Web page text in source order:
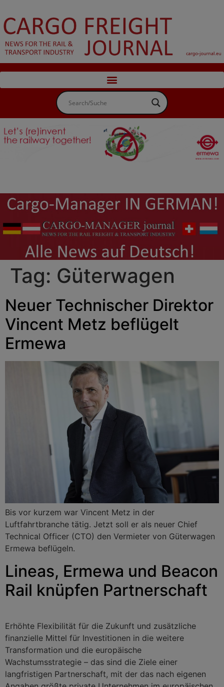
Tag: Güterwagen
Neuer Technischer Direktor
Vincent Metz beflügelt
Ermewa
Bis vor kurzem war Vincent Metz in der
Luftfahrtbranche tätig. Jetzt soll er als neuer Chief
Technical Officer (CTO) den Vermieter von Güterwagen
Ermewa beflügeln.
Lineas, Ermewa und Beacon
Rail knüpfen Partnerschaft
Erhöhte Flexibilität für die Zukunft und zusätzliche
finanzielle Mittel für Investitionen in die weitere
Transformation und die europäische
Wachstumsstrategie – das sind die Ziele einer
langfristigen Partnerschaft, mit der das nach eigenen